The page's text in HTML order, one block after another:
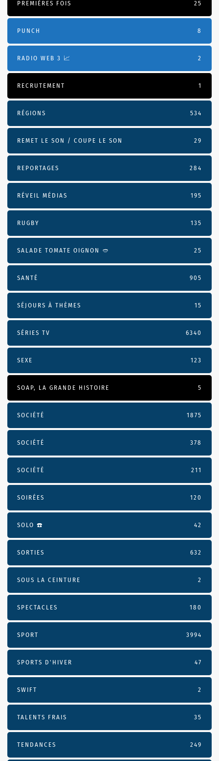
PREMIÈRES FOIS 25
PUNCH 8
RADIO WEB 3 📈 2
RECRUTEMENT 1
RÉGIONS 534
REMET LE SON / COUPE LE SON 29
REPORTAGES 284
RÉVEIL MÉDIAS 195
RUGBY 135
SALADE TOMATE OIGNON 🥙 25
SANTÉ 905
SÉJOURS À THÈMES 15
SÉRIES TV 6340
SEXE 123
SOAP, LA GRANDE HISTOIRE 5
SOCIÉTÉ 1875
SOCIÉTÉ 378
SOCIÉTÉ 211
SOIRÉES 120
SOLO ☎️ 42
SORTIES 632
SOUS LA CEINTURE 2
SPECTACLES 180
SPORT 3994
SPORTS D'HIVER 47
SWIFT 2
TALENTS FRAIS 35
TENDANCES 249